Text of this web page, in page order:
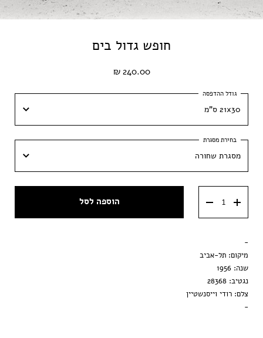
חופש גדול בים
240.00 ₪
21x30 ס"מ
21x30 ס"מ
30x42 ס״מ
50x70 ס״מ
מסגרת שחורה
מסגרת וונגה
הדפסה בלבד
הוספה לסל
-
מיקום: תל-אביב
שנה: 1956
נגטיב: 28368
צלם: רודי וייסנשטיין
-